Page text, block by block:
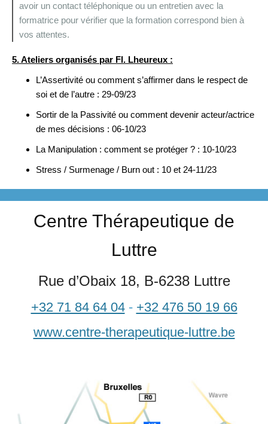
avoir un contact téléphonique ou un entretien avec la
formatrice pour vérifier que la formation correspond bien à
vos attentes.
5. Ateliers organisés par Fl. Lheureux :
L’Assertivité ou comment s’affirmer dans le respect de
soi et de l’autre : 29-09/23
Sortir de la Passivité ou comment devenir acteur/actrice
de mes décisions : 06-10/23
La Manipulation : comment se protéger ? : 10-10/23
Stress / Surmenage / Burn out : 10 et 24-11/23
Centre Thérapeutique de
Luttre
Rue d’Obaix 18, B-6238 Luttre
+32 71 84 64 04- +32 476 50 19 66
www.centre-therapeutique-luttre.be